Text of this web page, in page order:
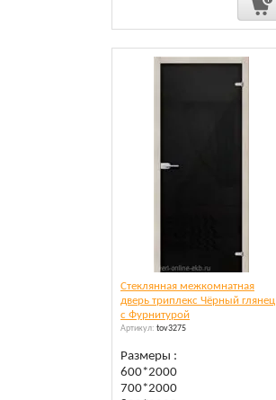
Стеклянная межкомнатная
дверь триплекс Чёрный глянец
c Фурнитурой
Артикул: tov3275
Размеры :
600*2000
700*2000